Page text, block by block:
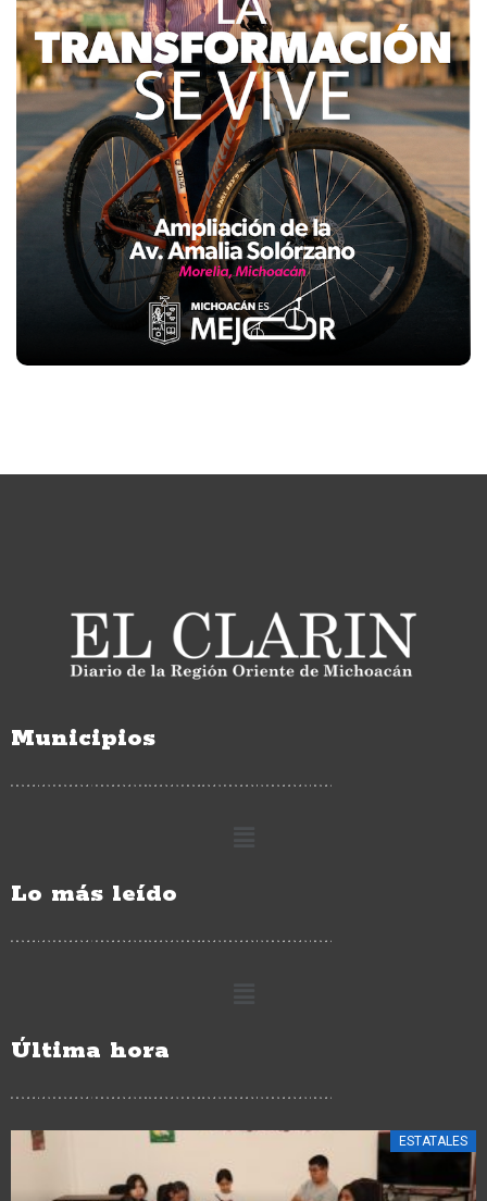
Municipios
Lo más leído
Última hora
CIUDAD HIDALGO